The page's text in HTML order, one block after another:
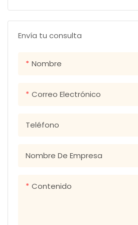
Notas adhesivas
Folletos y catálogos
Postales
Tarjetas de papel
Libros de cartón para niños
Libros ilustrados
Envía tu consulta
Nombre
Correo Electrónico
Teléfono
Nombre De Empresa
Contenido